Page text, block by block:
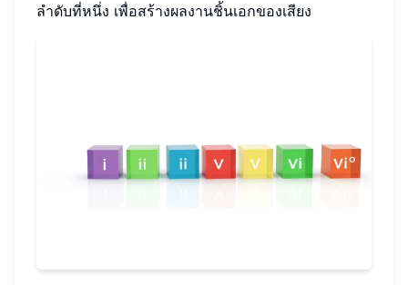
ลำดับที่หนึ่ง เพื่อสร้างผลงานชิ้นเอกของเสียง